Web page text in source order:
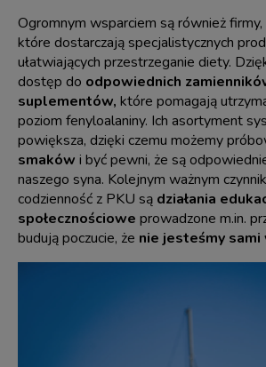
Ogromnym wsparciem są również
które dostarczają specjalistycznych
ułatwiających przestrzeganie diety.
dostęp do odpowiednich
suplementów, które pomagają
poziom fenyloalaniny. Ich asortyment
powiększa, dzięki czemu możemy
smaków i być pewni, że są
naszego syna. Kolejnym ważnym
codzienność z PKU są działania
społecznościowe prowadzone m.in.
budują poczucie, że nie jesteśmy